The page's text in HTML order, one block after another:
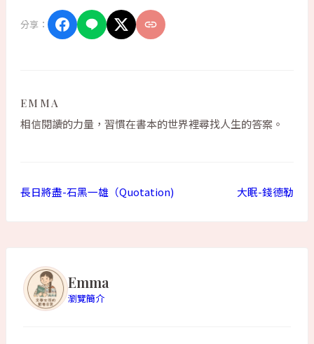
分享：
EMMA
相信閱讀的力量，習慣在書本的世界裡尋找人生的答案。
長日將盡-石黑一雄（Quotation) 大眠-錢德勒
Emma
瀏覽簡介